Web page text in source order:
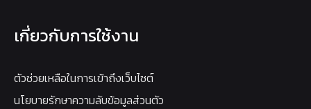
เกี่ยวกับการใช้งาน
ตัวช่วยเหลือในการเข้าถึงเว็บไซต์
นโยบายรักษาความลับข้อมูลส่วนตัว